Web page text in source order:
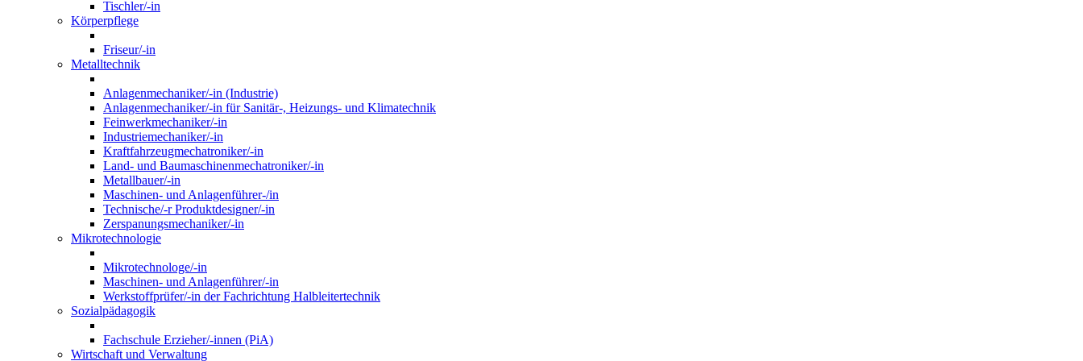
Tischler/-in
Körperpflege
Friseur/-in
Metalltechnik
Anlagenmechaniker/-in (Industrie)
Anlagenmechaniker/-in für Sanitär-, Heizungs- und Klimatechnik
Feinwerkmechaniker/-in
Industriemechaniker/-in
Kraftfahrzeugmechatroniker/-in
Land- und Baumaschinenmechatroniker/-in
Metallbauer/-in
Maschinen- und Anlagenführer-/in
Technische/-r Produktdesigner/-in
Zerspanungsmechaniker/-in
Mikrotechnologie
Mikrotechnologe/-in
Maschinen- und Anlagenführer/-in
Werkstoffprüfer/-in der Fachrichtung Halbleitertechnik
Sozialpädagogik
Fachschule Erzieher/-innen (PiA)
Wirtschaft und Verwaltung